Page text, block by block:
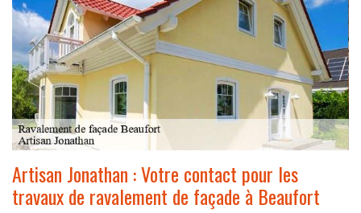
Artisan Jonathan : Votre contact pour les
travaux de ravalement de façade à Beaufort